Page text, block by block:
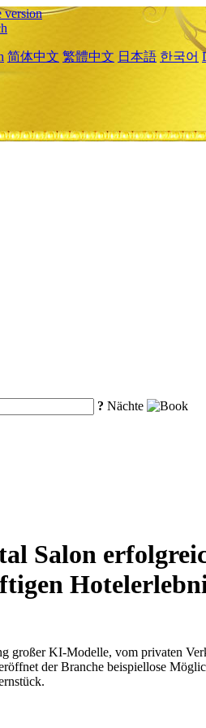
version
简体中文 繁體中文 日本語 한국어
? Nächte
Salon
großer KI-Modelle, vom privaten
der Branche beispiellose